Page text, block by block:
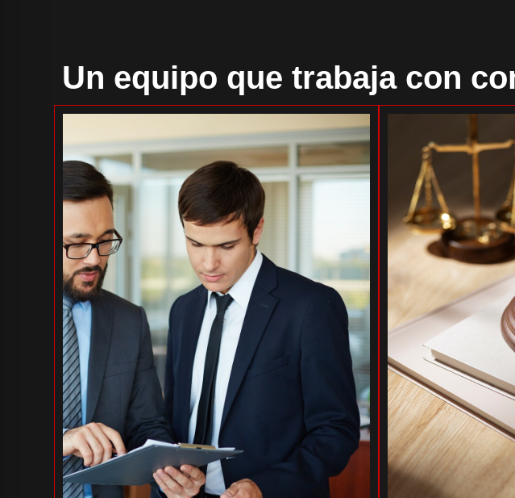
Un equipo que trabaja con